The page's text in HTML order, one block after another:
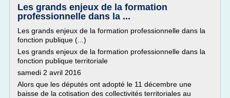
Les grands enjeux de la formation
professionnelle dans la ...
Les grands enjeux de la formation professionnelle dans la
fonction publique (...)
Les grands enjeux de la formation professionnelle dans la
fonction publique territoriale
samedi 2 avril 2016
Alors que les députés ont adopté le 11 décembre une
baisse de la cotisation des collectivités territoriales au